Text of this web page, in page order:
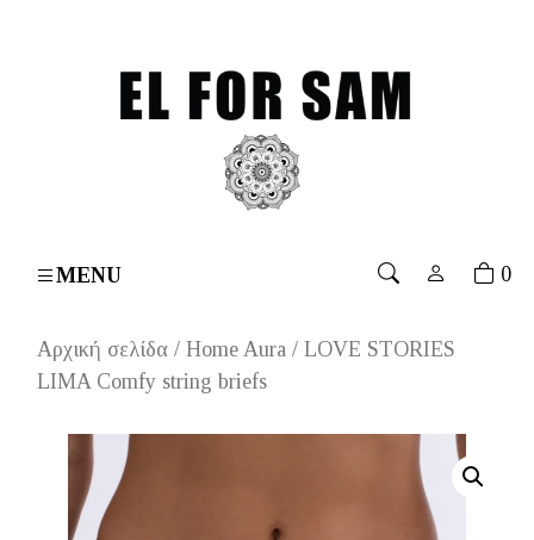
MENU 0
Αρχική σελίδα / Home Aura / LOVE STORIES
LIMA Comfy string briefs